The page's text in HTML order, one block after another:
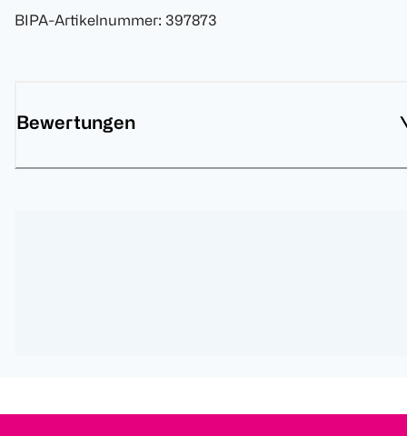
BIPA-Artikelnummer: 397873
Bewertungen